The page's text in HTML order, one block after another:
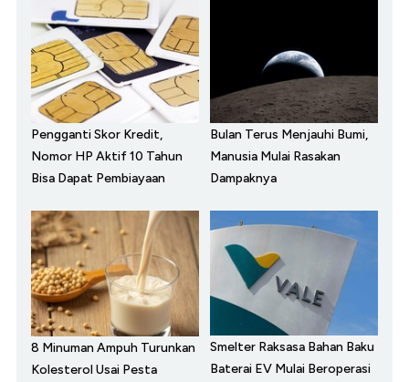
Pengganti Skor Kredit,
Nomor HP Aktif 10 Tahun
Bisa Dapat Pembiayaan
Bulan Terus Menjauhi Bumi,
Manusia Mulai Rasakan
Dampaknya
8 Minuman Ampuh Turunkan
Kolesterol Usai Pesta
Smelter Raksasa Bahan Baku
Baterai EV Mulai Beroperasi